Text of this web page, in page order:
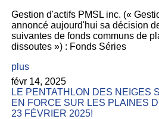
Gestion d'actifs PMSL inc. («
annoncé aujourd'hui sa décision
suivantes de fonds communs de
dissoutes ») : Fonds Séries
plus
févr 14, 2025
LE PENTATHLON DES NEIGES
EN FORCE SUR LES PLAINES
23 FÉVRIER 2025!